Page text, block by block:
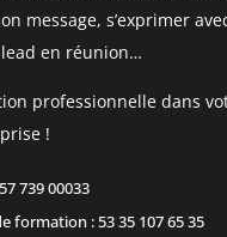
message, s’exprimer
en réunion…
professionnelle dans
!
739 00033
formation : 53 35 107 65 35